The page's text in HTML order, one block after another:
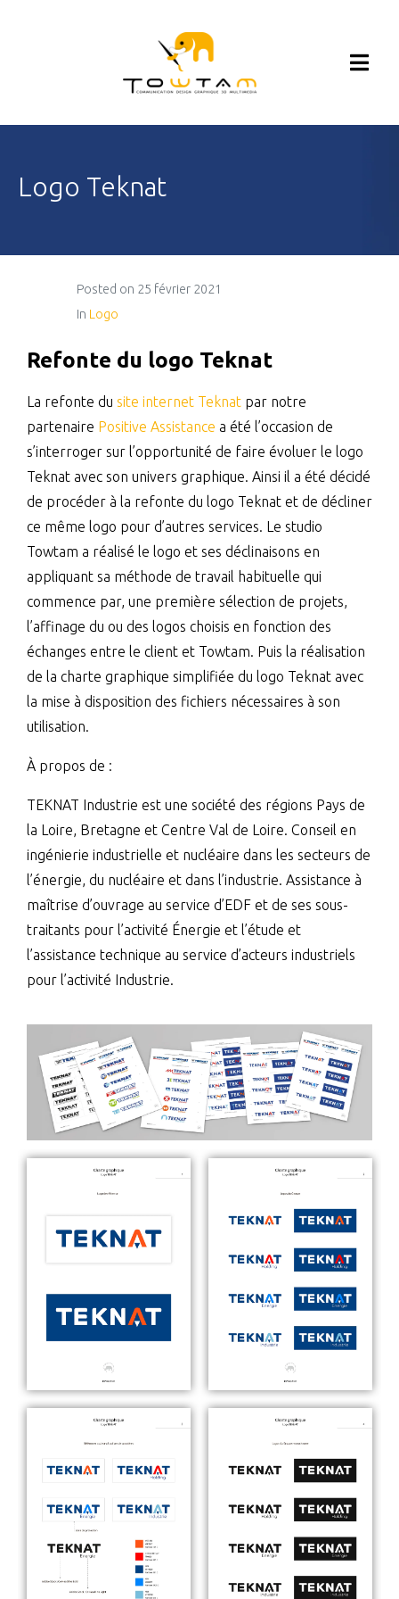
Logo Teknat
Posted on 25 février 2021
In Logo
Refonte du logo Teknat
La refonte du site internet Teknat par notre
partenaire Positive Assistance a été l’occasion de
s’interroger sur l’opportunité de faire évoluer le logo
Teknat avec son univers graphique. Ainsi il a été décidé
de procéder à la refonte du logo Teknat et de décliner
ce même logo pour d’autres services. Le studio
Towtam a réalisé le logo et ses déclinaisons en
appliquant sa méthode de travail habituelle qui
commence par, une première sélection de projets,
l’affinage du ou des logos choisis en fonction des
échanges entre le client et Towtam. Puis la réalisation
de la charte graphique simplifiée du logo Teknat avec
la mise à disposition des fichiers nécessaires à son
utilisation.
À propos de :
TEKNAT Industrie est une société des régions Pays de
la Loire, Bretagne et Centre Val de Loire. Conseil en
ingénierie industrielle et nucléaire dans les secteurs de
l’énergie, du nucléaire et dans l’industrie. Assistance à
maîtrise d’ouvrage au service d’EDF et de ses sous-
traitants pour l’activité Énergie et l’étude et
l’assistance technique au service d’acteurs industriels
pour l’activité Industrie.